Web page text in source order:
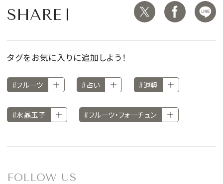
SHARE
タグをお気に入りに追加しよう！
#フルーツ #占い #運勢
#水晶玉子 #フルーツ・フォーチュン
FOLLOW US